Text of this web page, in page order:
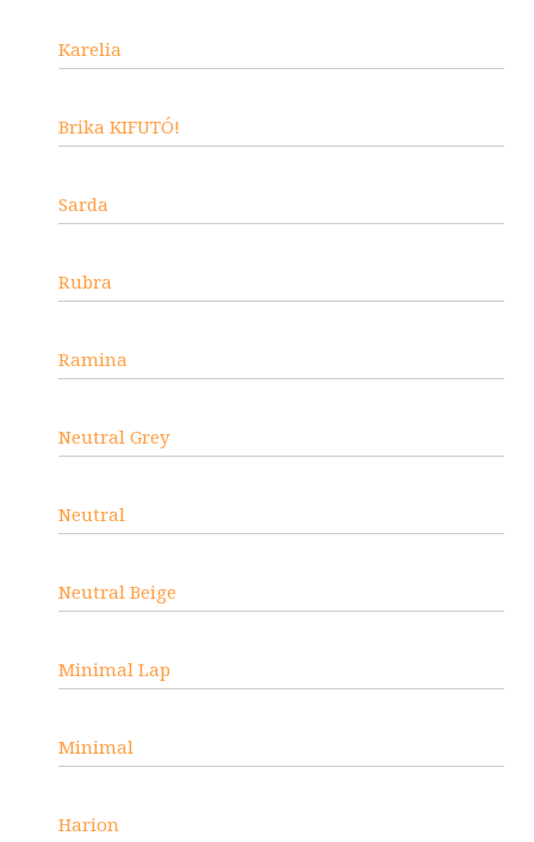
Karelia
Brika KIFUTÓ!
Sarda
Rubra
Ramina
Neutral Grey
Neutral
Neutral Beige
Minimal Lap
Minimal
Harion